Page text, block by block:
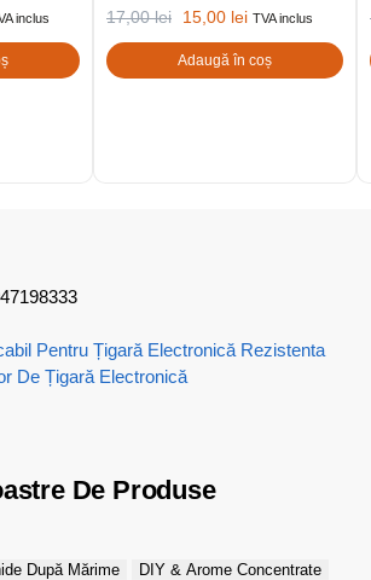
inclus 17,00lei 15,00 lei TVA inclus
Adaugă în coș
Pentru Țigară Electronică Rezistenta
De Țigară Electronică
De Produse
După Mărime
DIY & Arome Concentrate